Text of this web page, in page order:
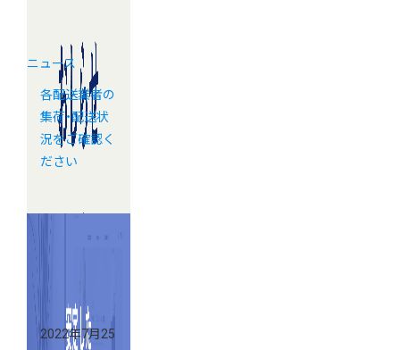
ニュース
各配送業者の
集荷・配送状
況をご確認く
ださい
2022年7月25